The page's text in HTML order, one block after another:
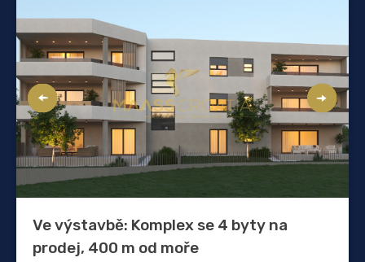
Ve výstavbě: Komplex se 4 byty na
prodej, 400 m od moře